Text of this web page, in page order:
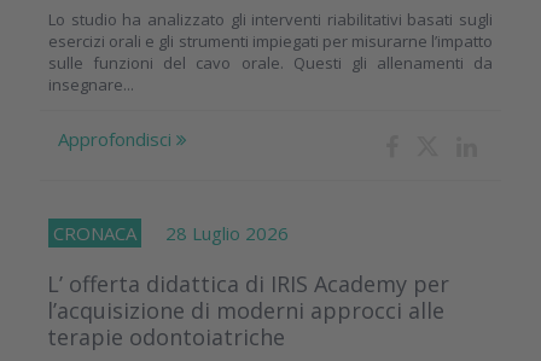
Lo studio ha analizzato gli interventi riabilitativi basati sugli
esercizi orali e gli strumenti impiegati per misurarne l’impatto
sulle funzioni del cavo orale. Questi gli allenamenti da
insegnare...
Approfondisci
CRONACA 28 Luglio 2026
L’ offerta didattica di IRIS Academy per
l’acquisizione di moderni approcci alle
terapie odontoiatriche